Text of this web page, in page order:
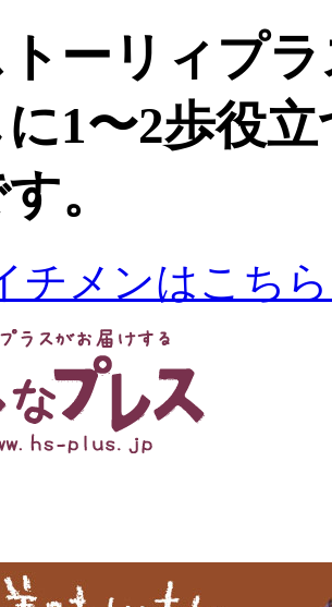
ーリィプ
1〜2歩役
。
チメンはこち